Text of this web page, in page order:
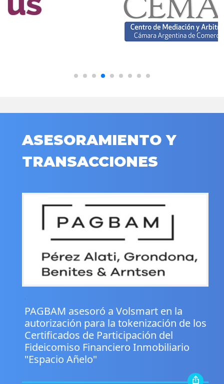
ASESORAMIENTO Y
TRANSACCIONES
PAGBAM asesoró a Volsmart en la
autorización para la tokenización de los
Certificados de Participación del
Fideicomiso Financiero Inmobiliario
"Espacio Añelo"